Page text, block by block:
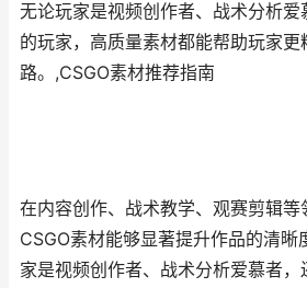
无论玩家是视频创作者、战术分析
的玩家，高质量素材都能帮助玩家
路。,CSGO素材推荐指南
在内容创作、战术教学、观赛剪辑等
CSGO素材能够显著提升作品的清晰
家是视频创作者、战术分析爱慕者